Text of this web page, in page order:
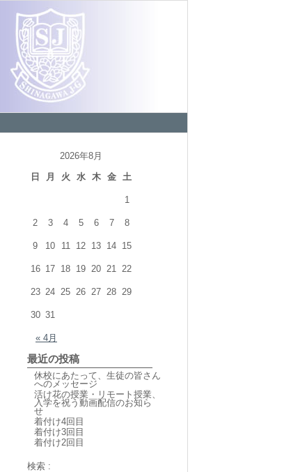
2026年8月
日
月 火 水 木 金 土
« 4月
1
2 3 4 5 6 7 8
9 10 11 12 13 14 15
16 17 18 19 20 21 22
23 24 25 26 27 28 29
30 31
最近の投稿
休校にあたって、生徒の皆さん
へのメッセージ
活け花の授業・リモート授業、
入学を祝う動画配信のお知ら
せ
着付け4回目
着付け3回目
着付け2回目
検索 :